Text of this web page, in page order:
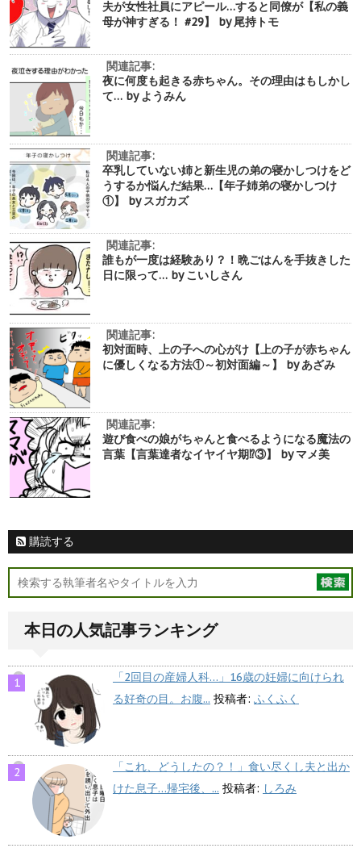
夫が女性社員にアピール…すると同僚が【私の義
母が神すぎる！ #29】 by 尾持トモ
関連記事:
夜に何度も起きる赤ちゃん。その理由はもしかし
て… by ようみん
関連記事:
卒乳していない姉と新生児の弟の寝かしつけをど
うするか悩んだ結果…【年子姉弟の寝かしつけ
①】 by スガカズ
関連記事:
誰もが一度は経験あり？！晩ごはんを手抜きした
日に限って… by こいしさん
関連記事:
初対面時、上の子への心がけ【上の子が赤ちゃん
に優しくなる方法①～初対面編～】 by あざみ
関連記事:
遊び食べの娘がちゃんと食べるようになる魔法の
言葉【言葉達者なイヤイヤ期⁉︎③】 by マメ美
購読する
本日の人気記事ランキング
「2回目の産婦人科…」16歳の妊婦に向けられ
る好奇の目。お腹... 投稿者: ふくふく
「これ、どうしたの？！」食い尽くし夫と出か
けた息子…帰宅後、... 投稿者: しろみ